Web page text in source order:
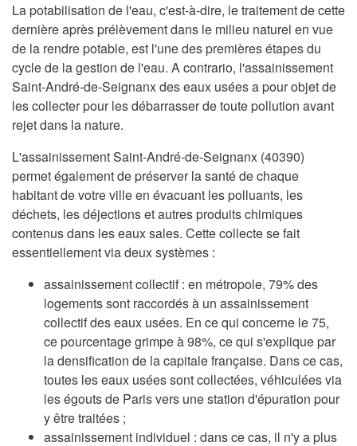
La potabilisation de l'eau, c'est-à-dire, le traitement de cette
dernière après prélèvement dans le milieu naturel en vue
de la rendre potable, est l'une des premières étapes du
cycle de la gestion de l'eau. A contrario, l'assainissement
Saint-André-de-Seignanx des eaux usées a pour objet de
les collecter pour les débarrasser de toute pollution avant
rejet dans la nature.
L'assainissement Saint-André-de-Seignanx (40390)
permet également de préserver la santé de chaque
habitant de votre ville en évacuant les polluants, les
déchets, les déjections et autres produits chimiques
contenus dans les eaux sales. Cette collecte se fait
essentiellement via deux systèmes :
assainissement collectif : en métropole, 79% des
logements sont raccordés à un assainissement
collectif des eaux usées. En ce qui concerne le 75,
ce pourcentage grimpe à 98%, ce qui s'explique par
la densification de la capitale française. Dans ce cas,
toutes les eaux usées sont collectées, véhiculées via
les égouts de Paris vers une station d'épuration pour
y être traitées ;
assainissement individuel : dans ce cas, il n'y a plus